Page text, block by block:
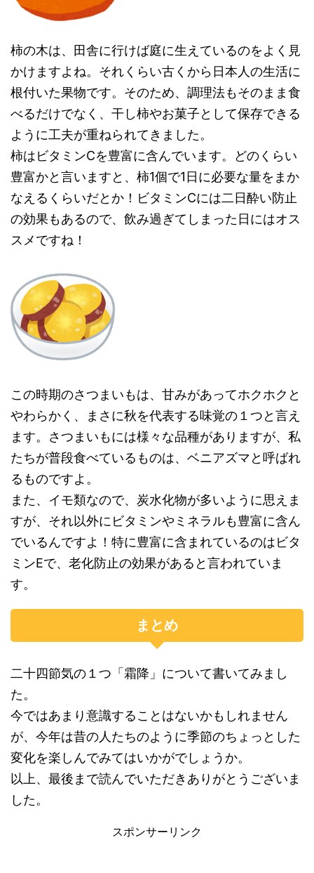
柿の木は、田舎に行けば庭に生えているのをよく見
かけますよね。それくらい古くから日本人の生活に
根付いた果物です。そのため、調理法もそのまま食
べるだけでなく、干し柿やお菓子として保存できる
ように工夫が重ねられてきました。
柿はビタミンCを豊富に含んでいます。どのくらい
豊富かと言いますと、柿1個で1日に必要な量をまか
なえるくらいだとか！ビタミンCには二日酔い防止
の効果もあるので、飲み過ぎてしまった日にはオス
スメですね！
この時期のさつまいもは、甘みがあってホクホクと
やわらかく、まさに秋を代表する味覚の１つと言え
ます。さつまいもには様々な品種がありますが、私
たちが普段食べているものは、ベニアズマと呼ばれ
るものですよ。
また、イモ類なので、炭水化物が多いように思えま
すが、それ以外にビタミンやミネラルも豊富に含ん
でいるんですよ！特に豊富に含まれているのはビタ
ミンEで、老化防止の効果があると言われていま
す。
まとめ
二十四節気の１つ「霜降」について書いてみまし
た。
今ではあまり意識することはないかもしれません
が、今年は昔の人たちのように季節のちょっとした
変化を楽しんでみてはいかがでしょうか。
以上、最後まで読んでいただきありがとうございま
した。
スポンサーリンク